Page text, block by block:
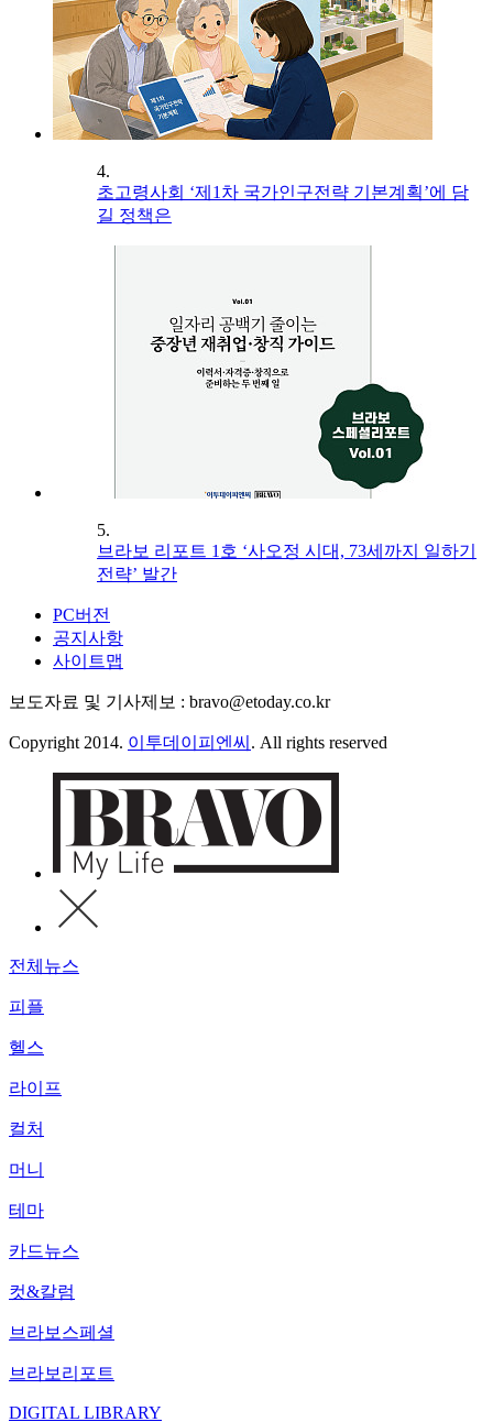
4.
초고령사회 ‘제1차 국가인구전략 기본계획’에 담
길 정책은
5.
브라보 리포트 1호 ‘사오정 시대, 73세까지 일하기
전략’ 발간
PC버전
공지사항
사이트맵
보도자료 및 기사제보 : bravo@etoday.co.kr
Copyright 2014. 이투데이피엔씨 . All rights reserved
전체뉴스
피플
헬스
라이프
컬처
머니
테마
카드뉴스
컷&칼럼
브라보스페셜
브라보리포트
DIGITAL LIBRARY